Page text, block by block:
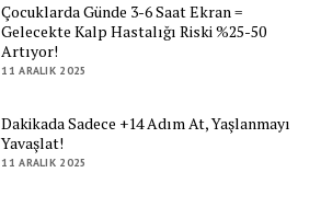
Çocuklarda Günde 3-6 Saat Ekran =
Gelecekte Kalp Hastalığı Riski %25-50
Artıyor!
11 ARALIK 2025
Dakikada Sadece +14 Adım At, Yaşlanmayı
Yavaşlat!
11 ARALIK 2025